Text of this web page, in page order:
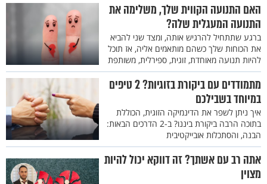
האם התנועה הקווית שלך, משלימה את
התנועה המעגלית שלה?
ברגע שתתחיל להרגיש אותה, ומצד שני להביא
את הכוחות שלך כשהם מותאמים אליה, אז תוכל
להיות תנועה מאוחדת, זוגית, ספירלית, משותפת
מתמודדים עם ביקורת בזוגיות? 2 טיפים
במיוחד בשבילכם
איך ניתן לשפר את הדינמיקה הזוגית, הכוללת
בתוכה הרבה ביקורת ביננו? ב-2 הדרכים הבאות:
הבנה, והסתכלות אובייקטיבית
אתה רב עם אשתך? זה דווקא יכול להיות
מצוין